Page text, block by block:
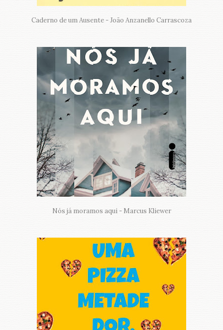
Caderno de um Ausente - João Anzanello Carrascoza
Nós já moramos aqui - Marcus Kliewer